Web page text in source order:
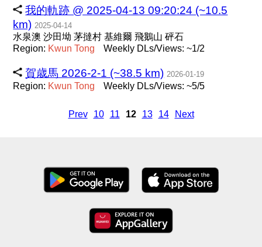
我的軌跡 @ 2025-04-13 09:20:24 (~10.5
km) 2025-04-14
水泉澳 沙田坳 茅撻村 基維爾 飛鵝山 砰石
Region: Kwun Tong Weekly DLs/Views: ~1/2
賀歳馬 2026-2-1 (~38.5 km) 2026-01-19
Region: Kwun Tong Weekly DLs/Views: ~5/5
Prev 10 11 12 13 14 Next